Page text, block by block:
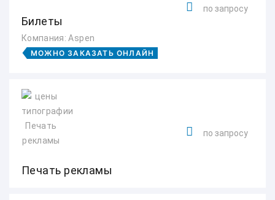
Билеты
Компания: Aspen
МОЖНО ЗАКАЗАТЬ ОНЛАЙН
по запросу
Печать рекламы
по запросу